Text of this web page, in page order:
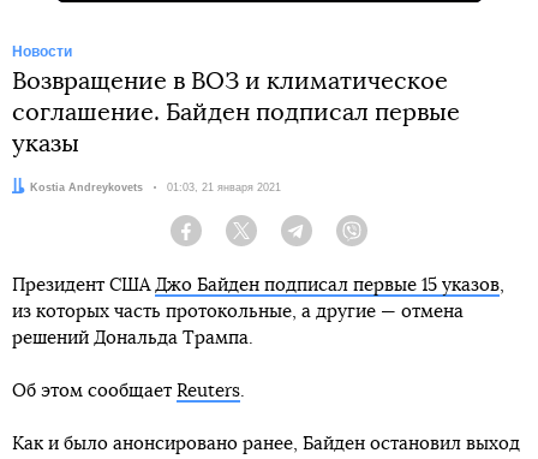
Новости
Возвращение в ВОЗ и климатическое
соглашение. Байден подписал первые
указы
Автор:Kostia Andreykovets Дата:
01:03, 21 января 2021
Facebook Twitter Telegram
Президент США Джо Байден подписал первые 15 указов,
из которых часть протокольные, а другие — отмена
решений Дональда Трампа.
Об этом сообщает Reuters.
Как и было анонсировано ранее, Байден остановил выход